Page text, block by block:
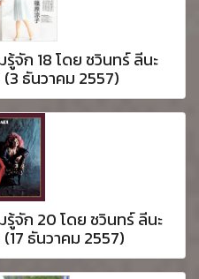
จัก 18 โดย ชวินทร์ ลีนะ
ธันวาคม 2557)
จัก 20 โดย ชวินทร์ ลีนะ
ธันวาคม 2557)